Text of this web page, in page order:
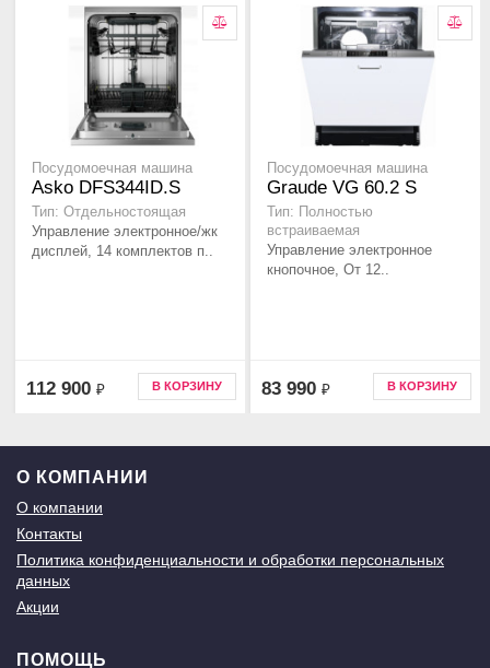
Посудомоечная машина
Asko DFS344ID.S
Тип: Отдельностоящая
Управление электронное/жк
дисплей, 14 комплектов п..
112 900 ₽ В КОРЗИНУ
Посудомоечная машина
Graude VG 60.2 S
Тип: Полностью
встраиваемая
Управление электронное
кнопочное, От 12..
83 990 ₽ В КОРЗИНУ
О КОМПАНИИ
О компании
Контакты
Политика конфиденциальности и обработки персональных
данных
Акции
ПОМОЩЬ